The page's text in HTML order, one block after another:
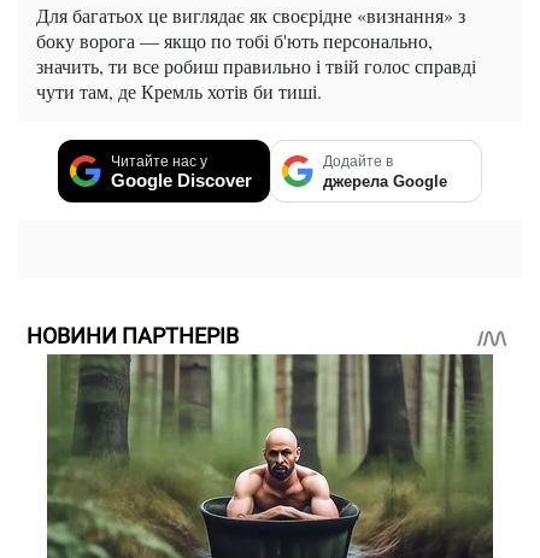
Для багатьох це виглядає як своєрідне «визнання» з
боку ворога — якщо по тобі б'ють персонально,
значить, ти все робиш правильно і твій голос справді
чути там, де Кремль хотів би тиші.
Читайте нас у
Google Discover
Додайте в
джерела Google
НОВИНИ ПАРТНЕРІВ